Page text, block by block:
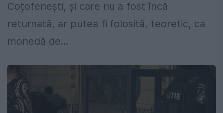
Coțofenești, și care nu a fost încă
returnată, ar putea fi folosită, teoretic, ca
monedă de...